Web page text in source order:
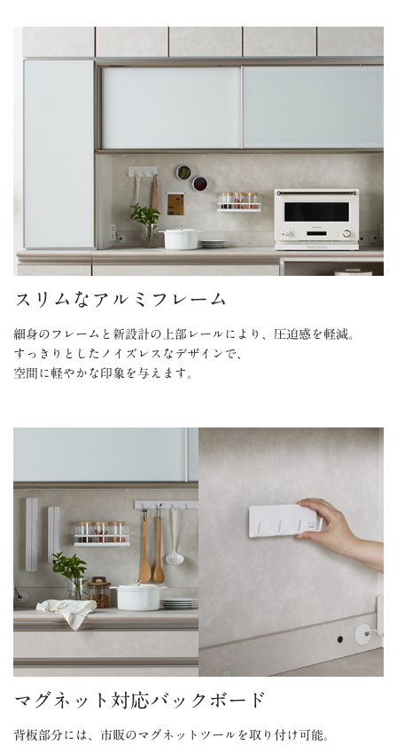
スリムなアルミフレーム
細身のフレームと新設計の上部レールにより、圧迫感を軽減。
すっきりとしたノイズレスなデザインで、
空間に軽やかな印象を与えます。
マグネット対応バックボード
背板部分には、市販のマグネットツールを取り付け可能。